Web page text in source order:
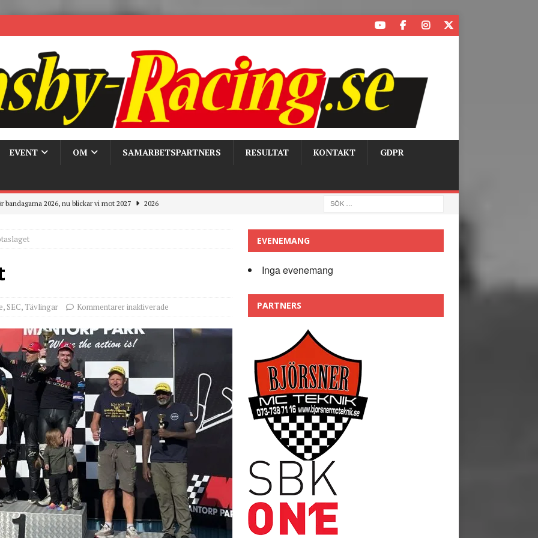
EVENT OM SAMARBETSPARTNERS RESULTAT KONTAKT GDPR
bandagarna 2026, nu blickar vi mot 2027 2026
på våra bandagar
the pits
, SEC, Tävlingar Kommentarer inaktiverade
EVENEMANG
Inga evenemang
PARTNERS